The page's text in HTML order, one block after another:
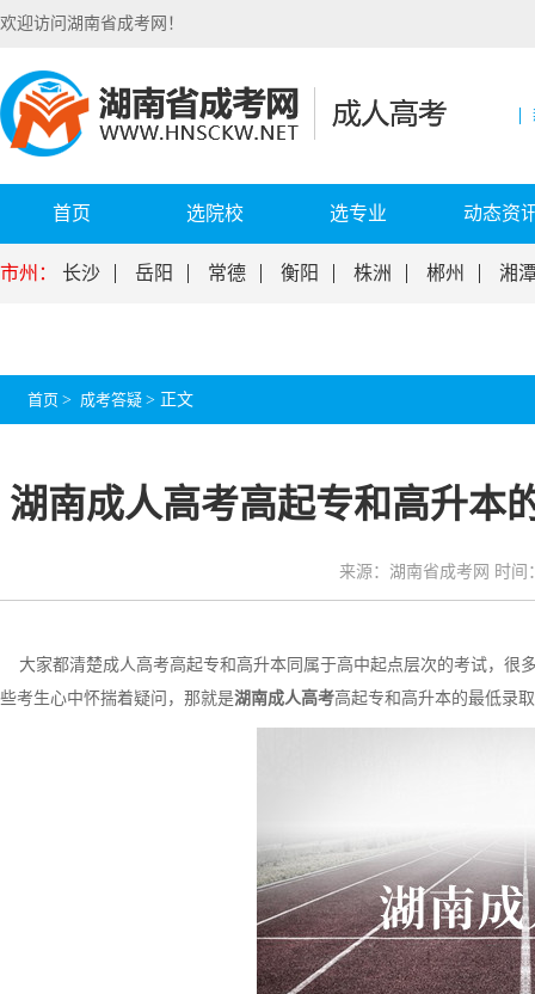
欢迎访问湖南省成考网！
首页 选院校 选专业 动态资
市州： 长沙 岳阳 常德 衡阳 株洲 郴州 湘
首页 > 成考答疑 > 正文
湖南成人高考高起专和高升本
来源：湖南省成考网 时间
大家都清楚成人高考高起专和高升本同属于高中起点层次的考试，很
些考生心中怀揣着疑问，那就是湖南成人高考高起专和高升本的最低录